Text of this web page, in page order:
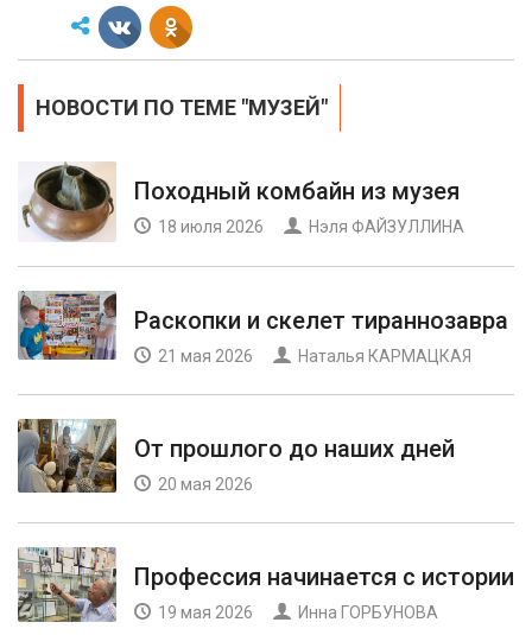
НОВОСТИ ПО ТЕМЕ "МУЗЕЙ"
Походный комбайн из музея
18 июля 2026 Нэля ФАЙЗУЛЛИНА
Раскопки и скелет тираннозавра
21 мая 2026 Наталья КАРМАЦКАЯ
От прошлого до наших дней
20 мая 2026
Профессия начинается с истории
19 мая 2026 Инна ГОРБУНОВА